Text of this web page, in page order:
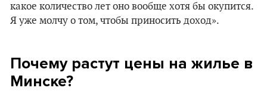
какое количество лет оно вообще хотя бы окупится.
Я уже молчу о том, чтобы приносить доход».
Почему растут цены на жилье в
Минске?